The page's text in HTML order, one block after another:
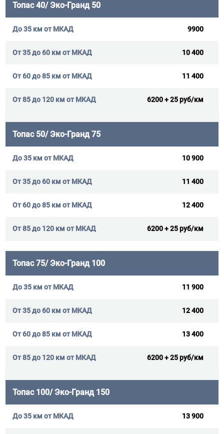
Топас 40/ Эко-Гранд 50
9900
10 400
11 400
6200 + 25 руб/км
Топас 50/ Эко-Гранд 75
10 900
11 400
12 400
6200 + 25 руб/км
Топас 75/ Эко-Гранд 100
11 900
12 400
13 400
6200 + 25 руб/км
Топас 100/ Эко-Гранд 150
13 900